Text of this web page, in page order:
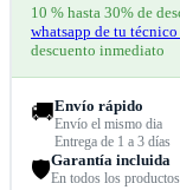
10 % hasta 30% de
whatsapp de tu
descuento inmediato
🚚Envío rápido
Envío el mismo dia
Entrega de 1 a 3 días
🛡️Garantía incluida
En todos los productos